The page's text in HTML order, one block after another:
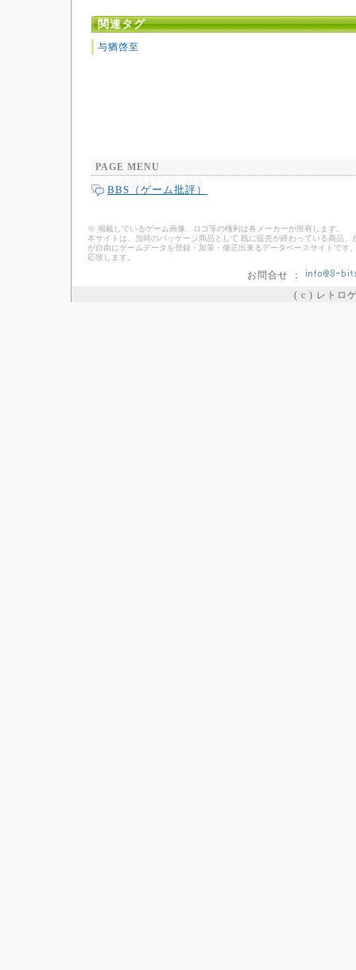
関連タグ
与猶啓至
PAGE MENU
BBS（ゲーム批評）
※ 掲載しているゲーム画像、ロゴ等の権利は各メーカーが所有します。
本サイトは、当時のパッケージ商品として 既に販売が終わっている商品
が自由にゲームデータを登録・加筆・修正出来るデータベースサイトで
応致します。
お問合せ ：
( c ) レトロ